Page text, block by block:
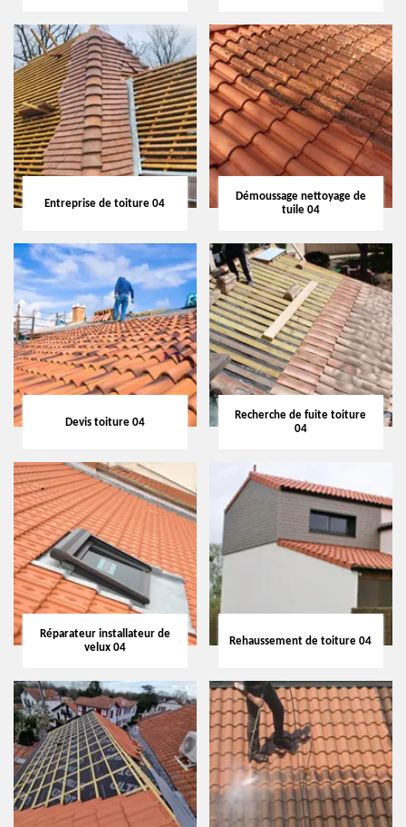
Entreprise de toiture 04
Démoussage nettoyage de
tuile 04
Devis toiture 04
Recherche de fuite toiture
04
Réparateur installateur de
velux 04
Rehaussement de toiture 04